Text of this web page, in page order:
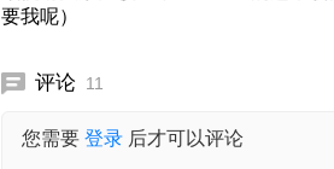
要我呢）
评论 11
您需要 登录 后才可以评论